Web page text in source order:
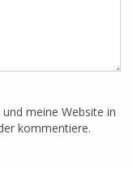
meine Website in
kommentiere.